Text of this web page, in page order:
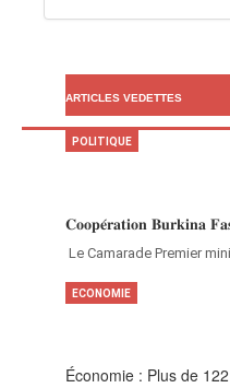
ARTICLES VEDETTES
𝐂𝐨𝐨𝐩𝐞́𝐫𝐚𝐭𝐢𝐨𝐧 𝐁𝐮𝐫𝐤𝐢𝐧𝐚
‎Le Camarade Premier
POLITIQUE
Économie : Plus de
ECONOMIE